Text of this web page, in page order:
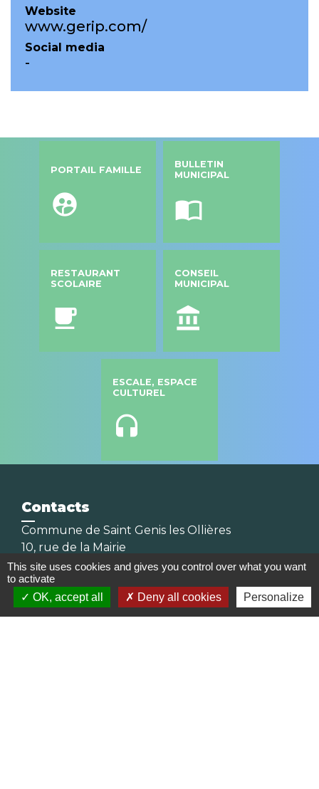
Website
www.gerip.com/
Social media
-
PORTAIL FAMILLE
supervised_user_circle
BULLETIN
MUNICIPAL
import_contacts
RESTAURANT
SCOLAIRE
local_cafe
CONSEIL
MUNICIPAL
account_balance
ESCALE, ESPACE
CULTUREL
headset
Contacts
Commune de Saint Genis les Ollières
10, rue de la Mairie
69290 Saint-Genis-les-Ollières - FRANCE
+33 4 78 57 05 55
Contact par formulaire
This site uses cookies and gives you control over what you want
to activate
OK, accept all
Deny all cookies Personalize